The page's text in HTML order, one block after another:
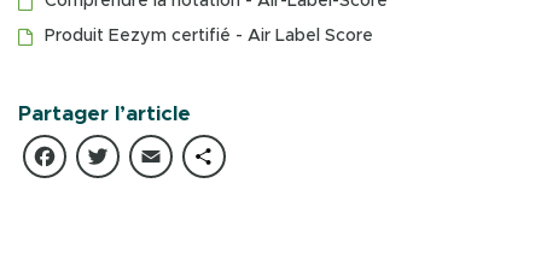
Produit Eezym certifié - Air Label Score
Partager l’article
Facebook
Twitter
Email